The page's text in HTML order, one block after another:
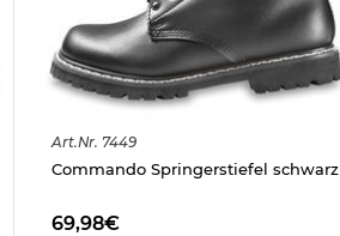
Art.Nr. 7449
Commando Springerstiefel schwarz
69,98€